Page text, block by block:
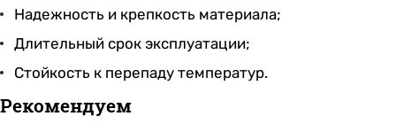
Надежность и крепкость материала;
Длительный срок эксплуатации;
Стойкость к перепаду температур.
Рекомендуем